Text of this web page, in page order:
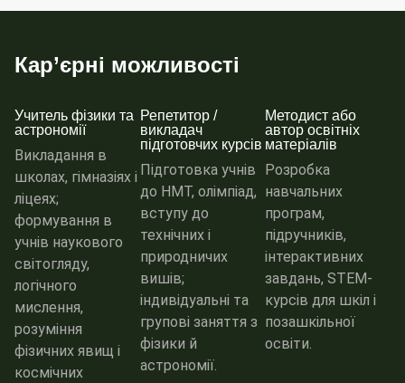
Кар’єрні можливості
Учитель фізики та
астрономії
Викладання в
школах, гімназіях і
ліцеях;
формування в
учнів наукового
світогляду,
логічного
мислення,
розуміння
фізичних явищ і
космічних
Репетитор /
викладач
підготовчих курсів
Підготовка учнів
до НМТ, олімпіад,
вступу до
технічних і
природничих
вишів;
індивідуальні та
групові заняття з
фізики й
астрономії.
Методист або
автор освітніх
матеріалів
Розробка
навчальних
програм,
підручників,
інтерактивних
завдань, STEM-
курсів для шкіл і
позашкільної
освіти.